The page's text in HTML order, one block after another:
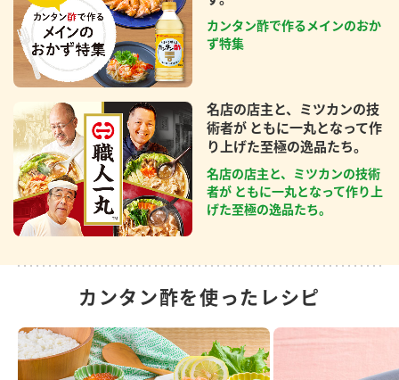
カンタン酢で作るメインのおか
ず特集
名店の店主と、ミツカンの技
術者が ともに一丸となって作
り上げた至極の逸品たち。
名店の店主と、ミツカンの技術
者が ともに一丸となって作り上
げた至極の逸品たち。
カンタン酢を使ったレシピ